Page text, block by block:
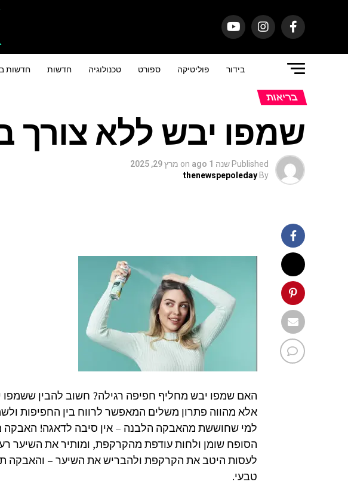
בידור פוליטיקה ספורט טכנולוגיה חדשות חדשות
בריאות
שמפו יבש ללא
Published שנה 1 ago on מרץ 29, 2025
By
thenewspepoleday
האם שמפו יבש מחליף חפיפה רגילה? חשוב להבין ששמפו
אלא מהווה פתרון משלים המאפשר לרווח בין החפיפות
למי שחוששת מהאבקה הלבנה – אין סיבה לדאגה! האבקה
הסופח שומן ולחות עודפת מהקרקפת, ומותיר את השיער
לעסות היטב את הקרקפת ולהבריש את השיער – והאבקה
טבעי.